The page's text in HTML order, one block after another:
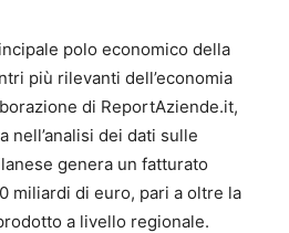
polo economico della
più rilevanti dell’economia
di ReportAziende.it,
nell’analisi dei dati sulle
genera un fatturato
miliardi di euro, pari a oltre la
a livello regionale.